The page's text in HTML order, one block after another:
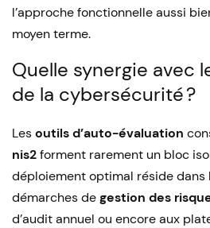
l’approche fonctionnelle aussi
moyen terme.
Quelle synergie avec
de la cybersécurité ?
Lesoutils d’auto-évaluation
nis2forment rarement un bloc
déploiement optimal réside dans
démarches degestion des
d’audit annuel ou encore aux